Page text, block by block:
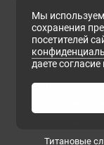
Проволока
Титановая
Титановая
Титановая
Титановая
Титановые
Мы
сохранения
посетителей
даете согласие